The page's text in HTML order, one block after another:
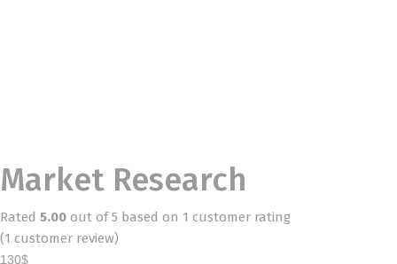
Market Research
Rated 5.00 out of 5 based on 1 customer rating
(1 customer review)
130$